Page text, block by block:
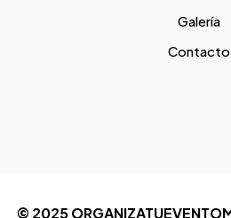
Galería
Contacto
© 2025